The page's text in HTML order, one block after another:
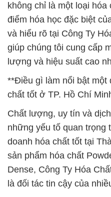
không chỉ là một loại
điểm hóa học đặc biệt
và hiểu rõ tại Công Ty
giúp chúng tôi cung cấp
lượng và hiệu suất cao
**Điều gì làm nổi bật một
chất tốt ở TP. Hồ Chí
Chất lượng, uy tín và
những yếu tố quan trọng
doanh hóa chất tốt tại
sản phẩm hóa chất
Dense, Công Ty Hóa
là đối tác tin cậy của